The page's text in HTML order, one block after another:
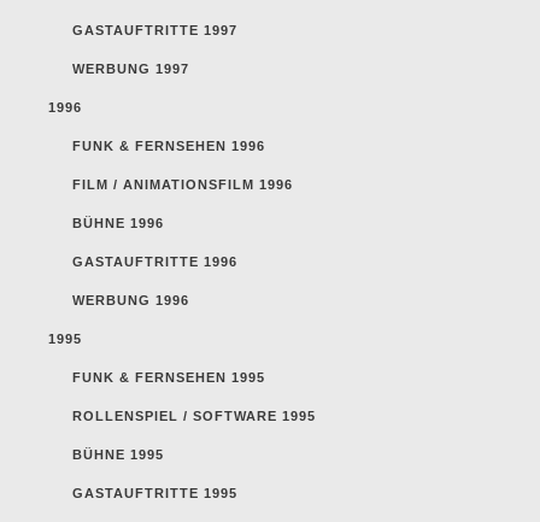
GASTAUFTRITTE 1997
WERBUNG 1997
1996
FUNK & FERNSEHEN 1996
FILM / ANIMATIONSFILM 1996
BÜHNE 1996
GASTAUFTRITTE 1996
WERBUNG 1996
1995
FUNK & FERNSEHEN 1995
ROLLENSPIEL / SOFTWARE 1995
BÜHNE 1995
GASTAUFTRITTE 1995